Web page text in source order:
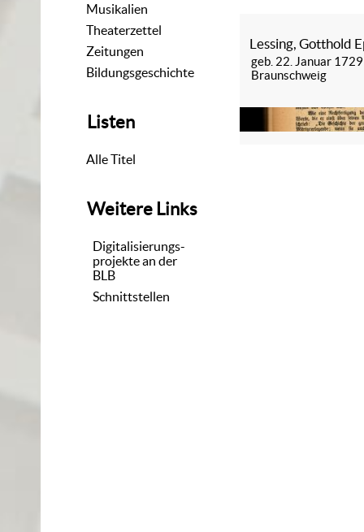
Musikalien
Theaterzettel
Zeitungen
Bildungsgeschichte
Listen
Alle Titel
Weitere Links
Digitalisierungs-
projekte an der
BLB
Schnittstellen
Lessing, Gotthold
geb. 22. Januar
Braunschweig